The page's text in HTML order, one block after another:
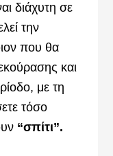
διάχυτη σε
την
που θα
και
με τη
τόσο
“σπίτι”.